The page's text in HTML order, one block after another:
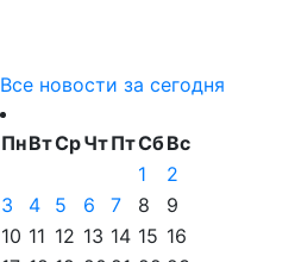
Все новости за сегодня
ПнВтСрЧтПтСбВс
1
2
3
4 5 6 7 8
9
10 11 12 13 14 15 16